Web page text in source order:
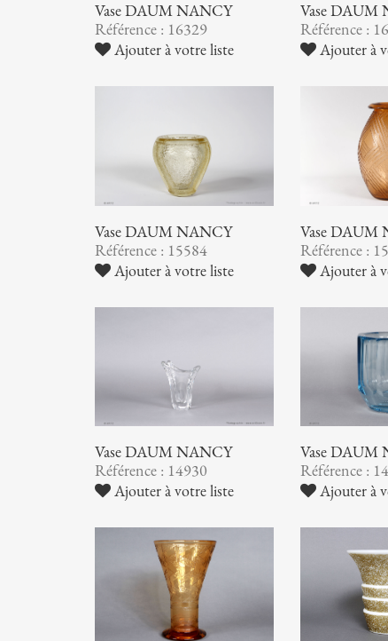
Vase DAUM NANCY
Référence : 16329
Ajouter à votre liste
Vase DAUM
Référence :
Ajouter à
Vase DAUM NANCY
Référence : 15584
Ajouter à votre liste
Vase DAUM
Référence :
Ajouter à
Vase DAUM NANCY
Référence : 14930
Ajouter à votre liste
Vase DAUM
Référence :
Ajouter à